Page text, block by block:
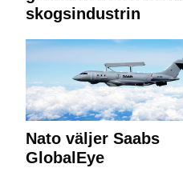
skogsindustrin
Nato väljer Saabs
GlobalEye